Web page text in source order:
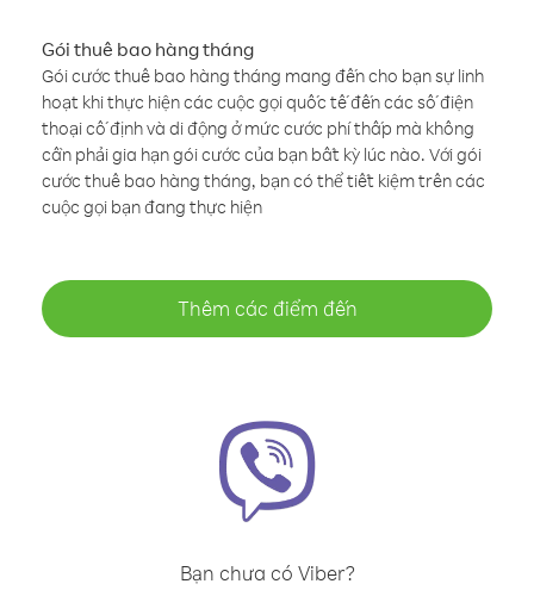
Gói thuê bao hàng tháng
Gói cước thuê bao hàng tháng mang đến cho bạn sự linh
hoạt khi thực hiện các cuộc gọi quốc tế đến các số điện
thoại cố định và di động ở mức cước phí thấp mà không
cần phải gia hạn gói cước của bạn bất kỳ lúc nào. Với gói
cước thuê bao hàng tháng, bạn có thể tiết kiệm trên các
cuộc gọi bạn đang thực hiện
Thêm các điểm đến
Bạn chưa có Viber?